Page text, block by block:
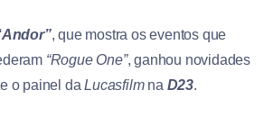
, que mostra os eventos que
“Rogue One”, ganhou novidades
o painel daLucasfilmna D23.